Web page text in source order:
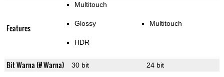
Features
Multitouch
Glossy
HDR
Multitouch
Bit Warna (# Warna) 30 bit 24 bit